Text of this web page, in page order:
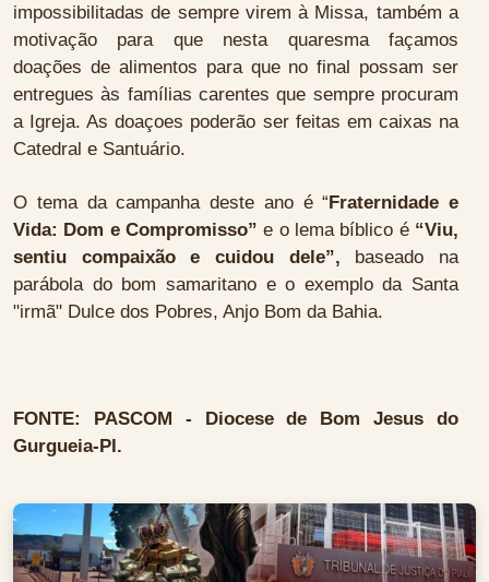
impossibilitadas de sempre virem à Missa, também a
motivação para que nesta quaresma façamos
doações de alimentos para que no final possam ser
entregues às famílias carentes que sempre procuram
a Igreja. As doaçoes poderão ser feitas em caixas na
Catedral e Santuário.
O tema da campanha deste ano é “Fraternidade e
Vida: Dom e Compromisso” e o lema bíblico é “Viu,
sentiu compaixão e cuidou dele”, baseado na
parábola do bom samaritano e o exemplo da Santa
"irmã" Dulce dos Pobres, Anjo Bom da Bahia.
FONTE: PASCOM - Diocese de Bom Jesus do
Gurgueia-PI.